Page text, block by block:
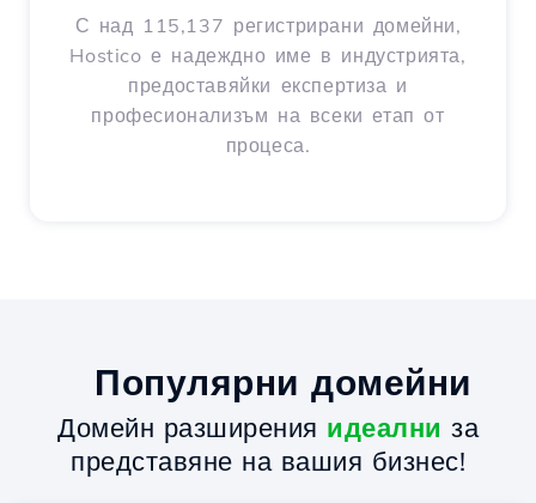
С над 115,137 регистрирани домейни,
Hostico е надеждно име в индустрията,
предоставяйки експертиза и
професионализъм на всеки етап от
процеса.
Популярни домейни
Домейн разширения идеални за
представяне на вашия бизнес!